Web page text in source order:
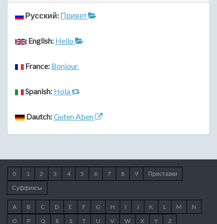
Русский: Привет
English: Hello
France: Bonjour
Spanish: Hola
Dautch:Guten Aben
0 1 2 3 4 5 6 7 8 9
Приставки
Суффиксы
A B C D E F G H I J K L M
N
O
P Q R S T U V W X Y Z